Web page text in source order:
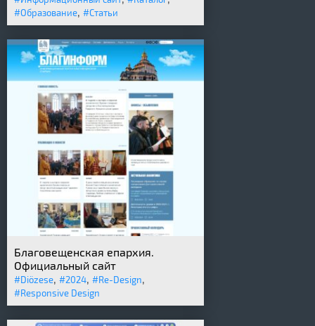
#Образование, #Статьи
Благовещенская епархия.
Официальный сайт
#Diözese, #2024, #Re-Design,
#Responsive Design